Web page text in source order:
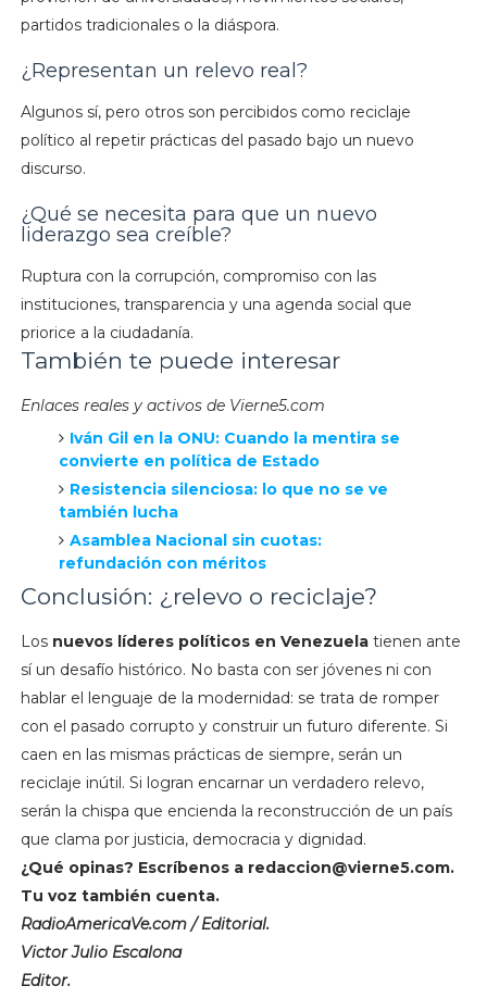
partidos tradicionales o la diáspora.
¿Representan un relevo real?
Algunos sí, pero otros son percibidos como reciclaje
político al repetir prácticas del pasado bajo un nuevo
discurso.
¿Qué se necesita para que un nuevo
liderazgo sea creíble?
Ruptura con la corrupción, compromiso con las
instituciones, transparencia y una agenda social que
priorice a la ciudadanía.
También te puede interesar
Enlaces reales y activos de Vierne5.com
Iván Gil en la ONU: Cuando la mentira se
convierte en política de Estado
Resistencia silenciosa: lo que no se ve
también lucha
Asamblea Nacional sin cuotas:
refundación con méritos
Conclusión: ¿relevo o reciclaje?
Los nuevos líderes políticos en Venezuelatienen ante
sí un desafío histórico. No basta con ser jóvenes ni con
hablar el lenguaje de la modernidad: se trata de romper
con el pasado corrupto y construir un futuro diferente. Si
caen en las mismas prácticas de siempre, serán un
reciclaje inútil. Si logran encarnar un verdadero relevo,
serán la chispa que encienda la reconstrucción de un país
que clama por justicia, democracia y dignidad.
¿Qué opinas? Escríbenos a redaccion@vierne5.com.
Tu voz también cuenta.
RadioAmericaVe.com / Editorial.
Victor Julio Escalona
Editor.